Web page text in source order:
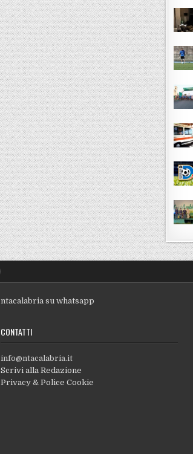
ntacalabria su whatsapp
CONTATTI
info@ntacalabria.it
Scrivi alla Redazione
Privacy & Police Cookie